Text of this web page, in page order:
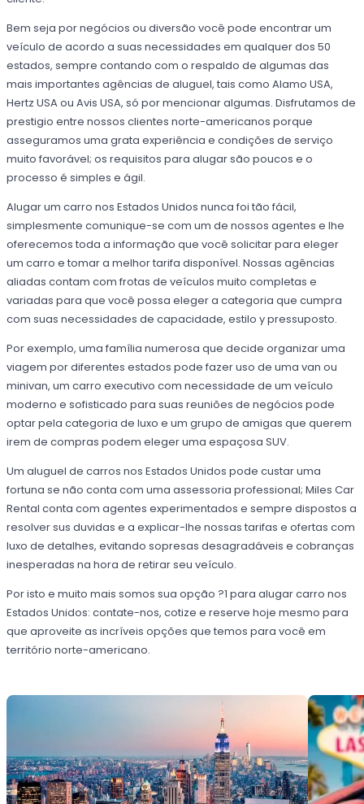
Bem seja por negócios ou diversão você pode encontrar um
veículo de acordo a suas necessidades em qualquer dos 50
estados, sempre contando com o respaldo de algumas das
mais importantes agências de aluguel, tais como Alamo USA,
Hertz USA ou Avis USA, só por mencionar algumas. Disfrutamos de
prestigio entre nossos clientes norte-americanos porque
asseguramos uma grata experiência e condições de serviço
muito favorável; os requisitos para alugar são poucos e o
processo é simples e ágil.
Alugar um carro nos Estados Unidos nunca foi tão fácil,
simplesmente comunique-se com um de nossos agentes e lhe
oferecemos toda a informação que você solicitar para eleger
um carro e tomar a melhor tarifa disponível. Nossas agências
aliadas contam com frotas de veículos muito completas e
variadas para que você possa eleger a categoria que cumpra
com suas necessidades de capacidade, estilo y pressuposto.
Por exemplo, uma família numerosa que decide organizar uma
viagem por diferentes estados pode fazer uso de uma van ou
minivan, um carro executivo com necessidade de um veículo
moderno e sofisticado para suas reuniões de negócios pode
optar pela categoria de luxo e um grupo de amigas que querem
irem de compras podem eleger uma espaçosa SUV.
Um aluguel de carros nos Estados Unidos pode custar uma
fortuna se não conta com uma assessoria professional; Miles Car
Rental conta com agentes experimentados e sempre dispostos a
resolver sus duvidas e a explicar-lhe nossas tarifas e ofertas com
luxo de detalhes, evitando sopresas desagradáveis e cobranças
inesperadas na hora de retirar seu veículo.
Por isto e muito mais somos sua opção ?1 para alugar carro nos
Estados Unidos: contate-nos, cotize e reserve hoje mesmo para
que aproveite as incríveis opções que temos para você em
território norte-americano.